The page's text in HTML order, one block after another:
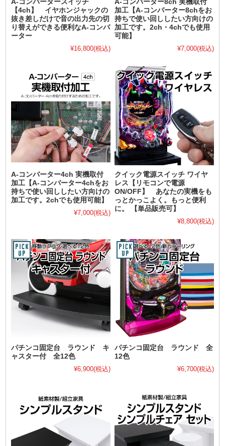
A-コンバータースイッチ
【4ch】 イヤホンジャックの
抜き差しだけで音の出力先の切
り替えができる便利なA-コンバ
ーター
¥16,800(税込)
A-コンバーター8ch 実機取付
加工【A-コンバーター8chをお
持ちで使い回ししたい方向けの
加工です。2ch・4chでも使用
可能】
¥7,000(税込)
A-コンバーター4ch 実機取付
加工【A-コンバーター4chをお
持ちで使い回ししたい方向けの
加工です。2chでも使用可能】
¥7,000(税込)
クイック電源スイッチ ワイヤ
レス【リモコンで電源
ON/OFF】 あなたの実機をも
っとかっこよく。もっと便利
に。 【単品販売可】
¥8,800(税込)
パチンコ固定台 ラウンド キ
ャスター付 全12色
¥6,900(税込)
パチンコ固定台 ラウンド 全
12色
¥6,700(税込)